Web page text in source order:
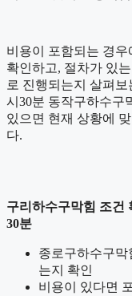
비용이 포함되는 경
확인하고, 절차가 있
로 진행되는지 살펴보
시30분 동작구하수구
있으면 현재 상황에
다.
구리하수구막힘 조건
30분
종로구하수구막
는지 확인
비용이 있다면